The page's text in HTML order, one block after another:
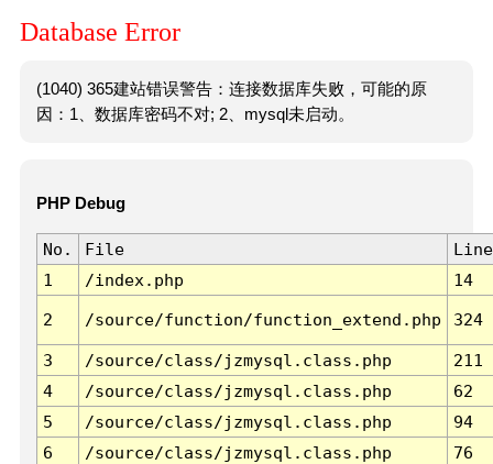
Database Error
(1040) 365建站错误警告：连接数据库失败，可能的原
因：1、数据库密码不对; 2、mysql未启动。
PHP Debug
No. File
Line
1
/index.php 14
2 /source/function/function_extend.php 324
3 /source/class/jzmysql.class.php
211
4
/source/class/jzmysql.class.php
62
5
/source/class/jzmysql.class.php
94
6
/source/class/jzmysql.class.php 76